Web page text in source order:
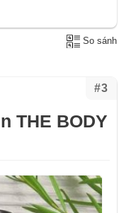
So sánh
#3
THE BODY